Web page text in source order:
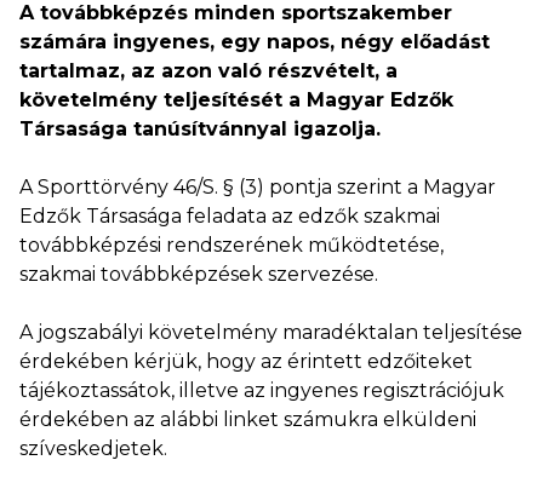
A továbbképzés minden sportszakember
számára ingyenes, egy napos, négy előadást
tartalmaz, az azon való részvételt, a
követelmény teljesítését a Magyar Edzők
Társasága tanúsítvánnyal igazolja.
A Sporttörvény 46/S. § (3) pontja szerint a Magyar
Edzők Társasága feladata az edzők szakmai
továbbképzési rendszerének működtetése,
szakmai továbbképzések szervezése.
A jogszabályi követelmény maradéktalan teljesítése
érdekében kérjük, hogy az érintett edzőiteket
tájékoztassátok, illetve az ingyenes regisztrációjuk
érdekében az alábbi linket számukra elküldeni
szíveskedjetek.